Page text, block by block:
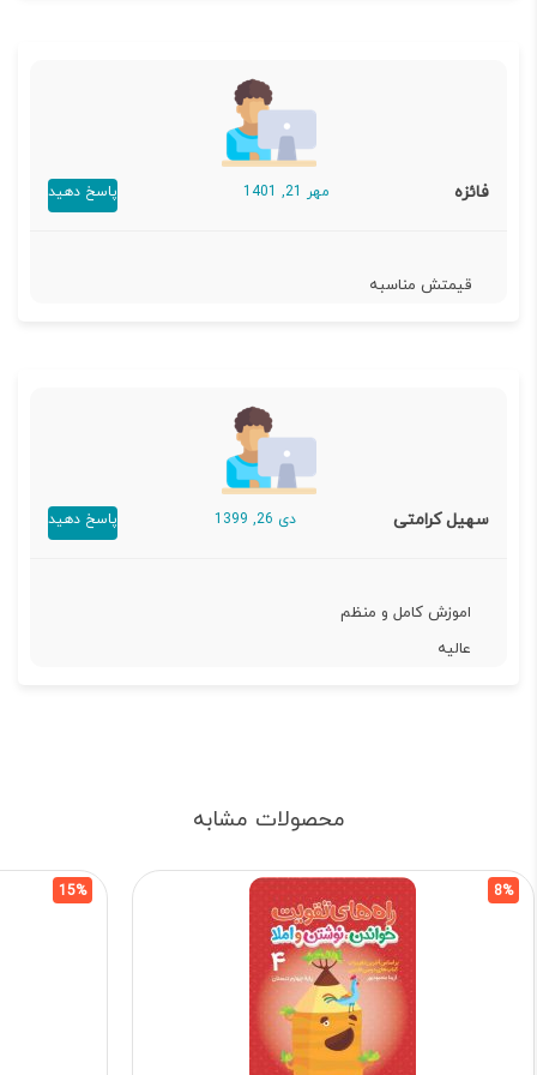
فائزه مهر 21, 1401 پاسخ دهید
قیمتش مناسبه
سهیل کرامتی دی 26, 1399 پاسخ دهید
اموزش کامل و منظم
عالیه
محصولات مشابه
8%
15%